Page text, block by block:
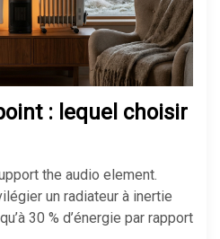
: lequel choisir
the audio element.
un radiateur à inertie
30 % d’énergie par rapport